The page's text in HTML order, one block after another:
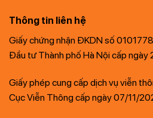
Thông tin liên hệ
Giấy chứng nhận ĐKDN số
Đầu tư Thành phố Hà Nội cấp
Giấy phép cung cấp dịch vụ viễn
Cục Viễn Thông cấp ngày 07/11/